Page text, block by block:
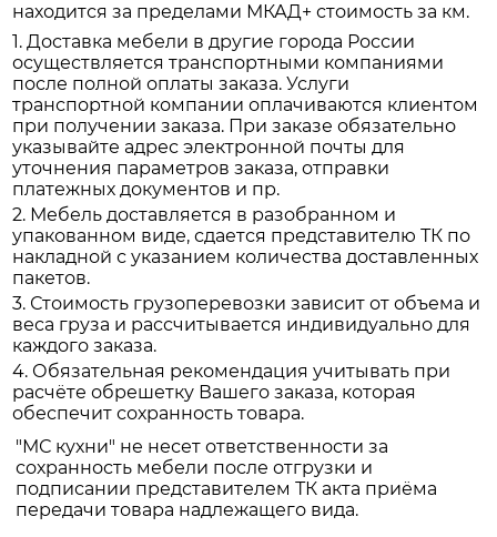
находится за пределами МКАД+ стоимость за км.
1. Доставка мебели в другие города России
осуществляется транспортными компаниями
после полной оплаты заказа. Услуги
транспортной компании оплачиваются клиентом
при получении заказа. При заказе обязательно
указывайте адрес электронной почты для
уточнения параметров заказа, отправки
платежных документов и пр.
2. Мебель доставляется в разобранном и
упакованном виде, сдается представителю ТК по
накладной с указанием количества доставленных
пакетов.
3. Стоимость грузоперевозки зависит от объема и
веса груза и рассчитывается индивидуально для
каждого заказа.
4. Обязательная рекомендация учитывать при
расчёте обрешетку Вашего заказа, которая
обеспечит сохранность товара.
"МС кухни" не несет ответственности за
сохранность мебели после отгрузки и
подписании представителем ТК акта приёма
передачи товара надлежащего вида.